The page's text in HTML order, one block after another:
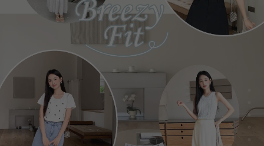
褲裙 牛仔裙 冰感